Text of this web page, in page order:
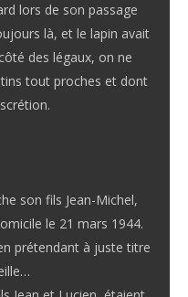
lors de son passage
là, et le lapin avait
des légaux, on ne
tout proches et dont
son fils Jean-Michel,
le 21 mars 1944.
prétendant à juste titre